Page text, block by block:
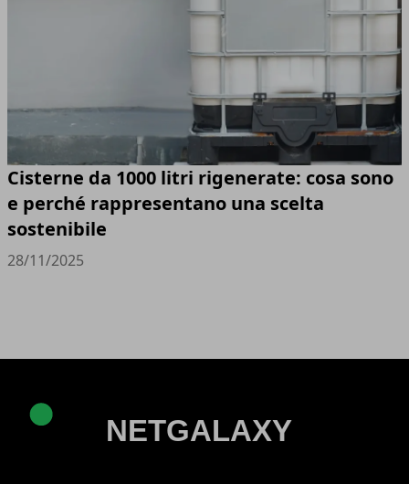
Cisterne da 1000 litri rigenerate: cosa sono
e perché rappresentano una scelta
sostenibile
28/11/2025